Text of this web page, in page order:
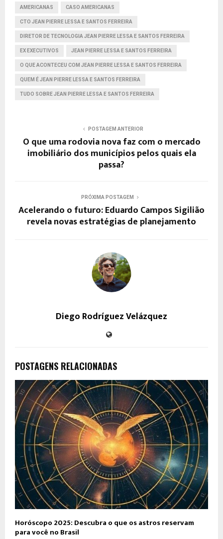
AMERICANAS CASO AMERICANAS
CTO JEAN PIERRE LESSA E SANTOS FERREIRA
DIRETOR DE TECNOLOGIA JEAN PIERRE LESSA E SANTOS FERREIRA
EX EXECUTIVOS JEAN PIERRE LESSA E SANTOS FERREIRA
O QUE ACONTECEU COM JEAN PIERRE LESSA E SANTOS FERREIRA
QUEM É JEAN PIERRE LESSA E SANTOS FERREIRA
TUDO SOBRE JEAN PIERRE LESSA E SANTOS FERREIRA
POSTAGEM ANTERIOR
O que uma rodovia nova faz com o mercado
imobiliário dos municípios pelos quais ela
passa?
PRÓXIMA POSTAGEM
Acelerando o futuro: Eduardo Campos Sigilião
revela novas estratégias de planejamento
Diego Rodríguez Velázquez
POSTAGENS RELACIONADAS
Horóscopo 2025: Descubra o que os astros reservam
para você no Brasil